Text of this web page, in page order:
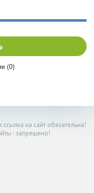
(0)
на сайт обязательна!
- запрещено!